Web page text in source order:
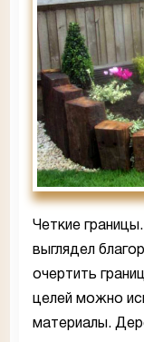
Четкие
выглядел
очертить
целей можно
материалы.